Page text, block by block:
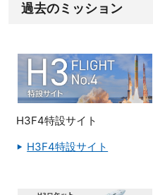
過去のミッション
H3F4特設サイト
H3F4特設サイト